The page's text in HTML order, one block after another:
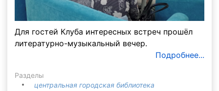
Для гостей Клуба интересных встреч прошёл
литературно-музыкальный вечер.
Подробнее...
Разделы
центральная городская библиотека